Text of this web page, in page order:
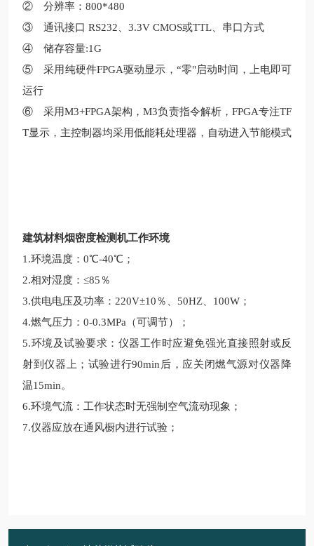
② 分辨率：800*480
③ 通讯接口 RS232、3.3V CMOS或TTL、串口方式
④ 储存容量:1G
⑤ 采用纯硬件FPGA驱动显示，“零"启动时间，上电即可
运行
⑥ 采用M3+FPGA架构，M3负责指令解析，FPGA专注TF
T显示，主控制器均采用低能耗处理器，自动进入节能模式
建筑材料烟密度检测机工作环境
1.环境温度：0℃-40℃；
2.相对湿度：≤85％
3.供电电压及功率：220V±10％、50HZ、100W；
4.燃气压力：0-0.3MPa（可调节）；
5.环境及试验要求：仪器工作时应避免强光直接照射或反
射到仪器上；试验进行90min后，应关闭燃气源对仪器降
温15min。
6.环境气流：工作状态时无强制空气流动现象；
7.仪器应放在通风橱内进行试验；